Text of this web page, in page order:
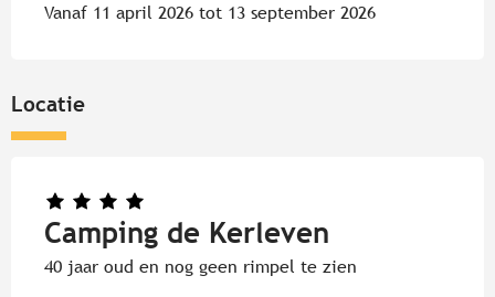
Vanaf 11 april 2026 tot 13 september 2026
Locatie
Camping de Kerleven
40 jaar oud en nog geen rimpel te zien